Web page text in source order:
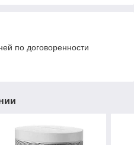
по договоренности